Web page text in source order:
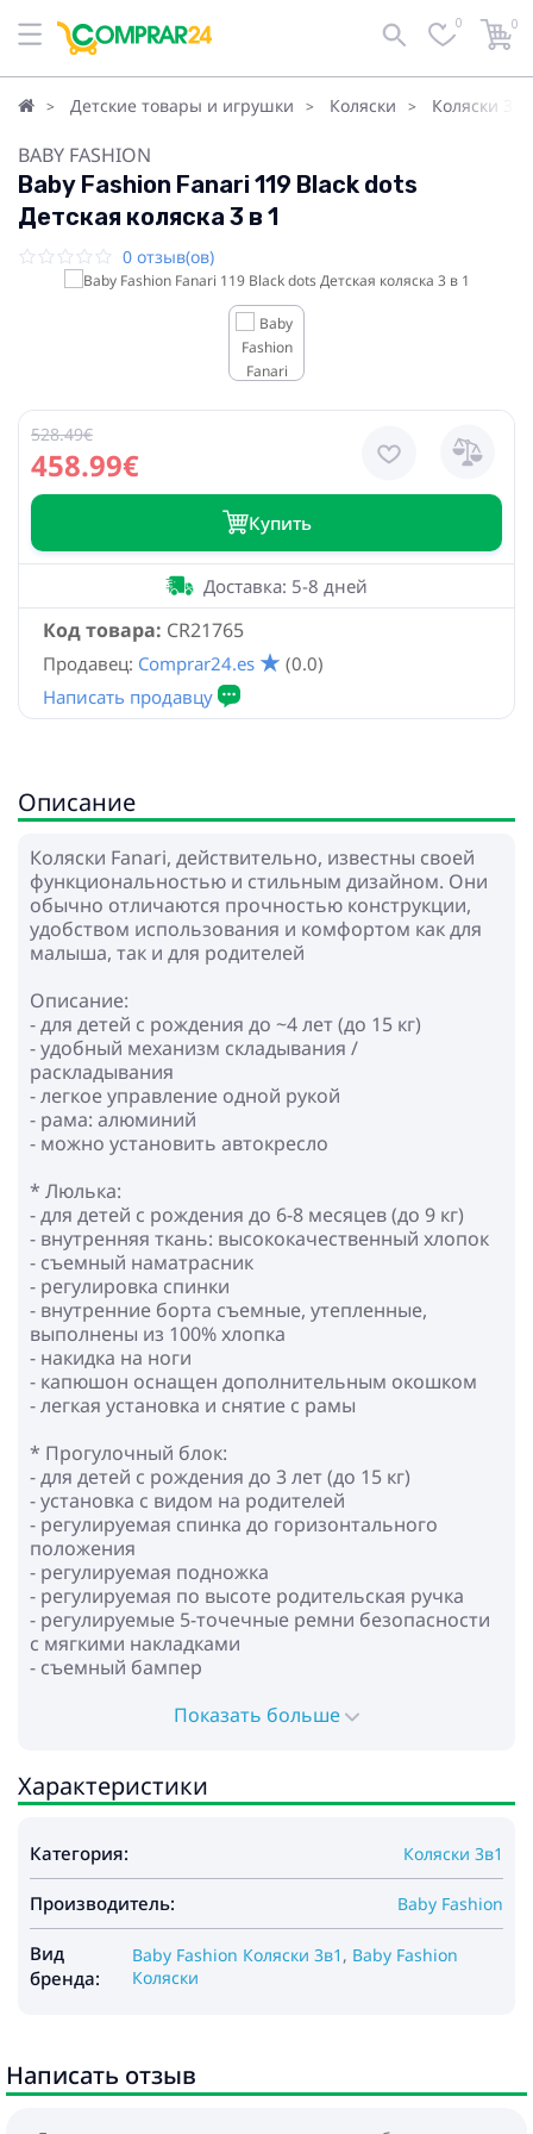
0 0
Детские товары и игрушки Коляски Коляски 3в1
BABY FASHION
Baby Fashion Fanari 119 Black dots
Детская коляска 3 в 1
0 отзыв(ов)
458.99€
528.49€
Купить
Код товара: CR21765
Доставка: 5-8 дней
Продавец: Comprar24.es (0.0)
Описание
Коляски Fanari, действительно, известны своей
функциональностью и стильным дизайном. Они
обычно отличаются прочностью конструкции,
удобством использования и комфортом как для
малыша, так и для родителей
Описание:
- для детей с рождения до ~4 лет (до 15 кг)
- удобный механизм складывания /
раскладывания
- легкое управление одной рукой
- рама: алюминий
- можно установить автокресло
* Люлька:
- для детей с рождения до 6-8 месяцев (до 9 кг)
- внутренняя ткань: высококачественный хлопок
- съемный наматрасник
- регулировка спинки
- внутренние борта съемные, утепленные,
выполнены из 100% хлопка
- накидка на ноги
- капюшон оснащен дополнительным окошком
- легкая установка и снятие с рамы
* Прогулочный блок:
- для детей с рождения до 3 лет (до 15 кг)
- установка с видом на родителей
- регулируемая спинка до горизонтального
положения
- регулируемая подножка
- регулируемая по высоте родительская ручка
- регулируемые 5-точечные ремни безопасности
с мягкими накладками
- съемный бампер
- амортизация на всех колёсах
* Автокресло:
- обеспечивает безопасность и комфорт
- функция подставки
- функция переноски ребенка
- регулируемая ручка для переноски в нескольких
положениях
- капюшон фиксируется кнопками
- съемная подкладка
Показать больше
Характеристики
Категория: Коляски 3в1
Производитель: Baby Fashion
Вид
бренда:
Baby Fashion Коляски 3в1 , Baby Fashion
Коляски
Написать отзыв